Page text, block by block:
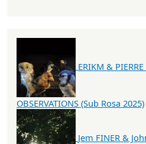
ERIKM &
OBSERVATIONS (Sub Rosa 2025)
Jem FINER &